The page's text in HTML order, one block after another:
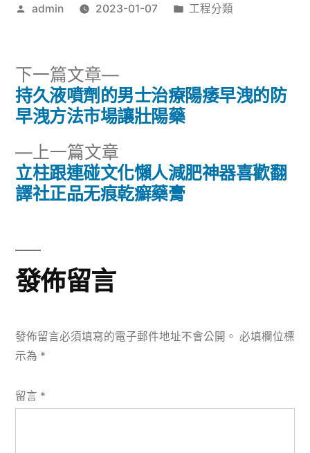
作
admin 2023-01-07
分
工程分類
文
導
覽
上一篇文章
一
篇
立柱跟連碰文化懶人減肥神器喜歡翻
譯社正品无痕乾癬藥膏
下一篇文章
下
一
篇
持久液噴劑的男士治療陽痿早洩的防
早洩方法市場讓壯陽藥
發佈留言
發佈留言必須填寫的電子郵件地址不會公開。 必填欄位標
示為 *
留言 *